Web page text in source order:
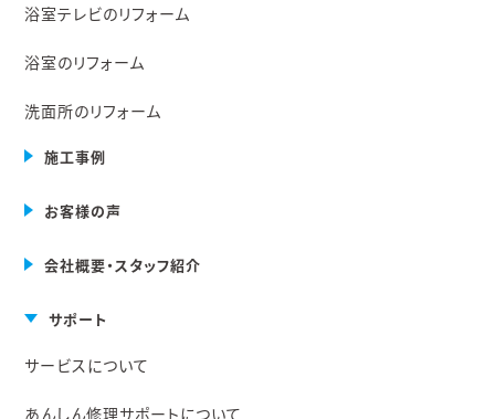
浴室テレビのリフォーム
浴室のリフォーム
洗面所のリフォーム
施工事例
お客様の声
会社概要・スタッフ紹介
サポート
サービスについて
あんしん修理サポートについて